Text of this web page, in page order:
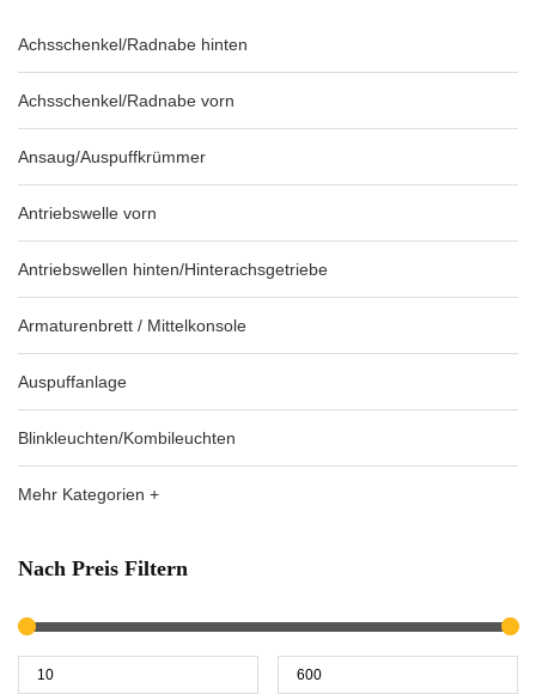
Achsschenkel/Radnabe hinten
Achsschenkel/Radnabe vorn
Ansaug/Auspuffkrümmer
Antriebswelle vorn
Antriebswellen hinten/Hinterachsgetriebe
Armaturenbrett / Mittelkonsole
Auspuffanlage
Blinkleuchten/Kombileuchten
Mehr Kategorien +
Nach Preis Filtern